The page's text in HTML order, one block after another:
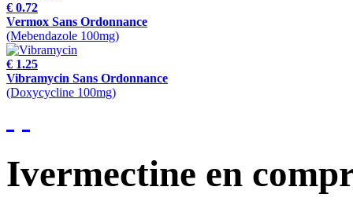
€ 0.72
Vermox Sans Ordonnance
(Mebendazole 100mg)
€ 1.25
Vibramycin Sans Ordonnance
(Doxycycline 100mg)
Ivermectine en